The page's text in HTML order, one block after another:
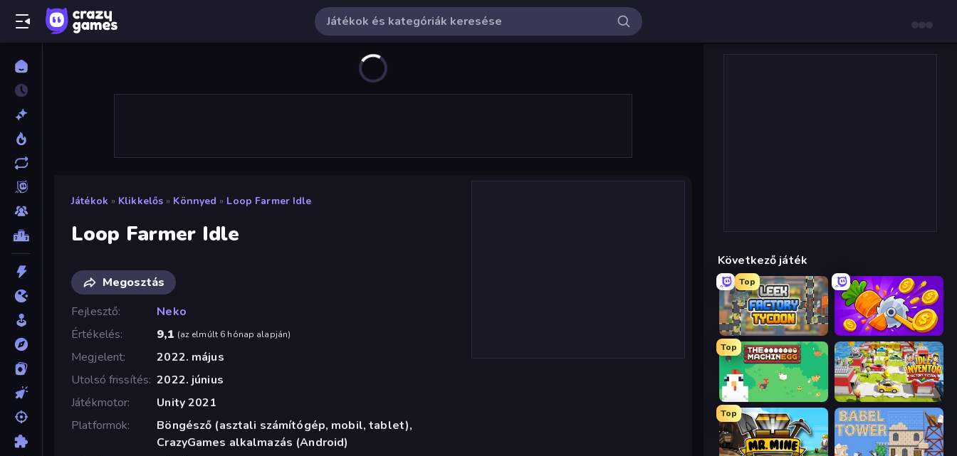
Játékok » Klikkelős » Könnyed » Loop Farmer Idle
Loop Farmer Idle
Megosztás
Fejlesztő
Neko
Értékelés
9,1 (az elmúlt 6 hónap alapján)
Megjelent
2022. május
Utolsó frissítés 2022. június
Játékmotor
Unity 2021
Platformok
Böngésző (asztali számítógép, mobil, tablet),
CrazyGames alkalmazás (Android)
Következő játék
Top
Leek Factory Tycoon Farm Ring Idle
Top
The MachinEGG Idle Inventor
Top